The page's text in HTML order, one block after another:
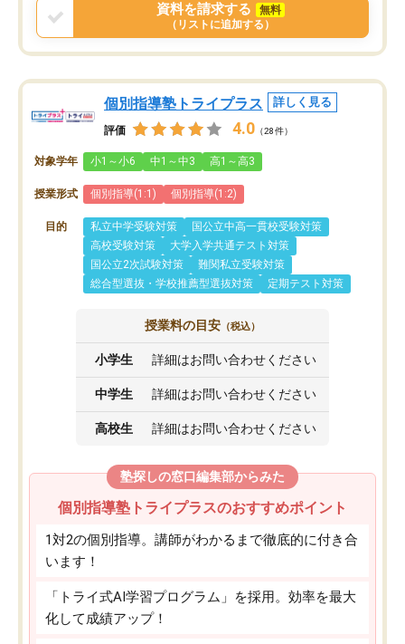
資料を請求する
無料
（リストに追加する）
個別指導塾トライプラス 詳しく見る
評価 4.0 （28件）
対象学年 小1～小6 中1～中3 高1～高3
授業形式 個別指導(1:1) 個別指導(1:2)
目的 私立中学受験対策
国公立中高一貫校受験対策
高校受験対策
大学入学共通テスト対策
国公立2次試験対策
難関私立受験対策
総合型選抜・学校推薦型選抜対策
定期テスト対策
授業料の目安 （税込）
小学生 詳細はお問い合わせください
中学生 詳細はお問い合わせください
高校生 詳細はお問い合わせください
塾探しの窓口編集部からみた
個別指導塾トライプラスのおすすめポイント
1対2の個別指導。講師がわかるまで徹底的に付き合
います！
「トライ式AI学習プログラム」を採用。効率を最大
化して成績アップ！